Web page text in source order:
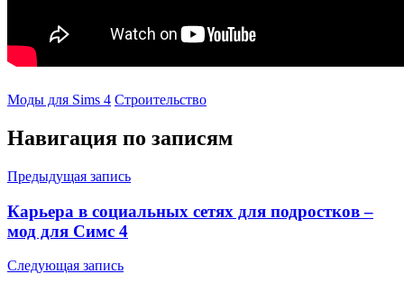
Моды для Sims 4 Строительство
Навигация по записям
Предыдущая запись
Карьера в социальных сетях для подростков –
мод для Симс 4
Следующая запись